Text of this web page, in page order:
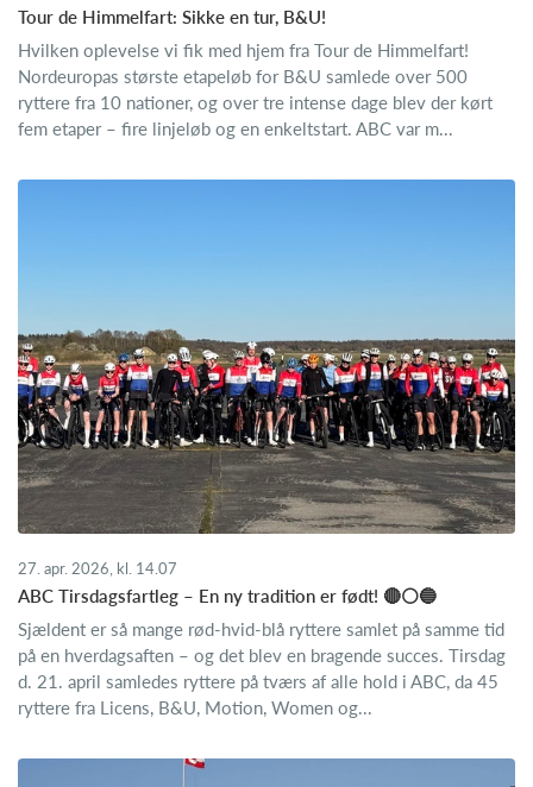
Tour de Himmelfart: Sikke en tur, B&U!
Hvilken oplevelse vi fik med hjem fra Tour de Himmelfart!
Nordeuropas største etapeløb for B&U samlede over 500
ryttere fra 10 nationer, og over tre intense dage blev der kørt
fem etaper – fire linjeløb og en enkeltstart. ABC var m...
27. apr. 2026, kl. 14.07
ABC Tirsdagsfartleg – En ny tradition er født! 🔴⚪🔵
Sjældent er så mange rød-hvid-blå ryttere samlet på samme tid
på en hverdagsaften – og det blev en bragende succes. Tirsdag
d. 21. april samledes ryttere på tværs af alle hold i ABC, da 45
ryttere fra Licens, B&U, Motion, Women og...